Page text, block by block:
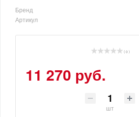
Бренд
Артикул
( 0 )
11 270 руб.
шт